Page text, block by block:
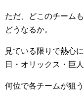
ただ、どこのチーム
どうなるか。
見ている限りで熱心
日・オリックス・巨
何位で各チームが狙